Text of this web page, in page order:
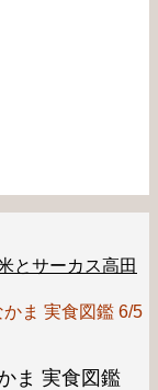
とサーカス高田
かま 実食図鑑 6/5
ま 実食図鑑